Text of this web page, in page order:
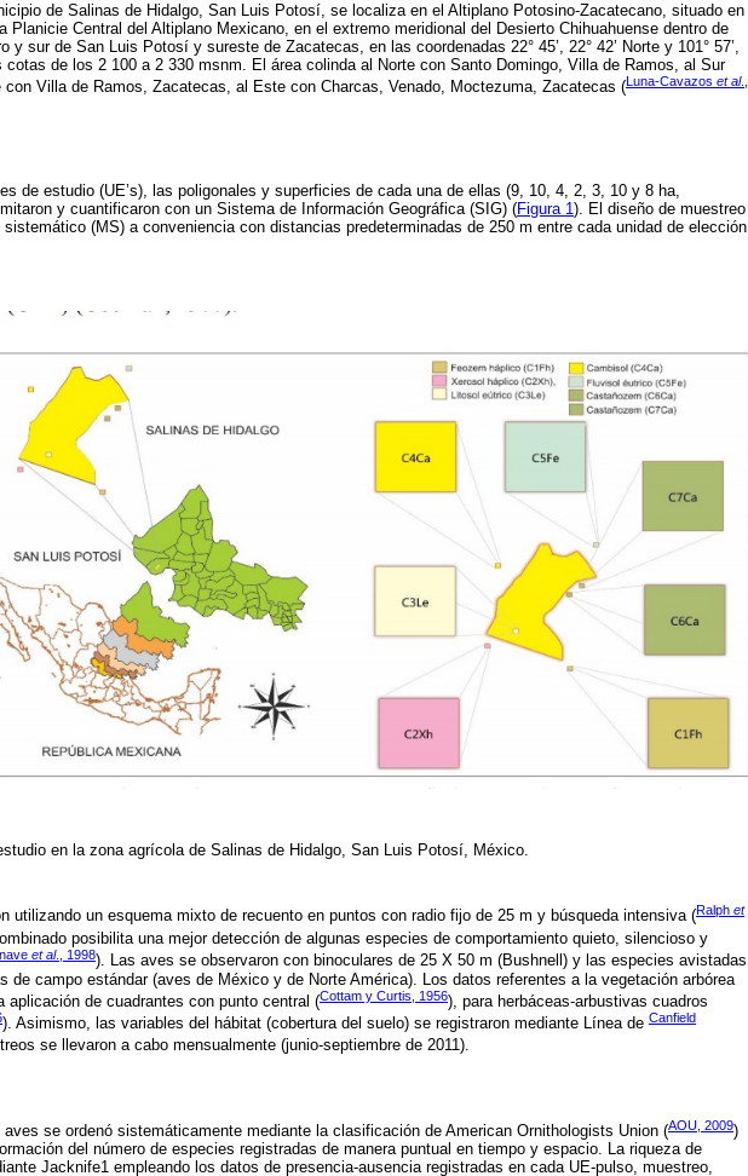
de Salinas de Hidalgo, San Luis Potosí, se localiza en el Altiplano Potosino-Zacatecano, situado en
Planicie Central del Altiplano Mexicano, en el extremo meridional del Desierto Chihuahuense dentro de
y sur de San Luis Potosí y sureste de Zacatecas, en las coordenadas 22° 45’, 22° 42’ Norte y 101° 57’,
cotas de los 2 100 a 2 330 msnm. El área colinda al Norte con Santo Domingo, Villa de Ramos, al Sur
Villa de Ramos, Zacatecas, al Este con Charcas, Venado, Moctezuma, Zacatecas (Luna-Cavazos et al.,
de estudio (UE’s), las poligonales y superficies de cada una de ellas (9, 10, 4, 2, 3, 10 y 8 ha,
y cuantificaron con un Sistema de Información Geográfica (SIG) (Figura 1 ). El diseño de muestreo
(MS) a conveniencia con distancias predeterminadas de 250 m entre cada unidad de elección
en la zona agrícola de Salinas de Hidalgo, San Luis Potosí, México.
utilizando un esquema mixto de recuento en puntos con radio fijo de 25 m y búsqueda intensiva (Ralph et
posibilita una mejor detección de algunas especies de comportamiento quieto, silencioso y
et al., 1998). Las aves se observaron con binoculares de 25 X 50 m (Bushnell) y las especies avistadas
de campo estándar (aves de México y de Norte América). Los datos referentes a la vegetación arbórea
aplicación de cuadrantes con punto central (Cottam y Curtis, 1956), para herbáceas-arbustivas cuadros
). Asimismo, las variables del hábitat (cobertura del suelo) se registraron mediante Línea de Canfield
se llevaron a cabo mensualmente (junio-septiembre de 2011).
se ordenó sistemáticamente mediante la clasificación de American Ornithologists Union (AOU, 2009)
del número de especies registradas de manera puntual en tiempo y espacio. La riqueza de
Jacknife1 empleando los datos de presencia-ausencia registradas en cada UE-pulso, muestreo,